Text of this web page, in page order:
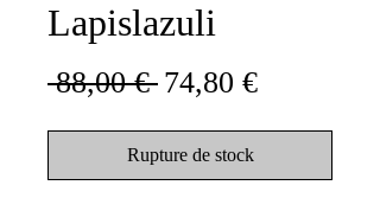
Lapislazuli
88,00 € Prix
74,80 €Prix
Rupture de stock